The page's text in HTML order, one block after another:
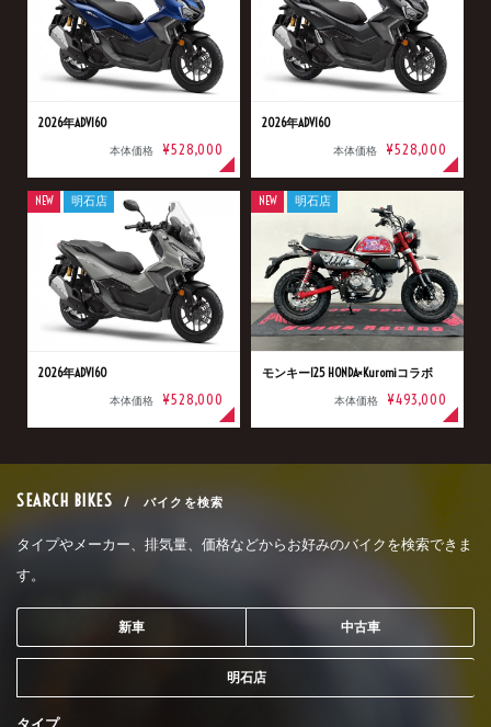
2026年ADV160
本体価格 ¥528,000
2026年ADV160
本体価格 ¥528,000
2026年ADV160
本体価格 ¥528,000
NEW 明石店
モンキー125 HONDA×Kuromiコラボ
本体価格 ¥493,000
NEW 明石店
SEARCH BIKES / バイクを検索
タイプやメーカー、排気量、価格などからお好みのバイクを検索できま
す。
新車 中古車
明石店
タイプ